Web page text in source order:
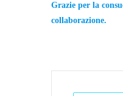
Grazie per la
collaborazione.